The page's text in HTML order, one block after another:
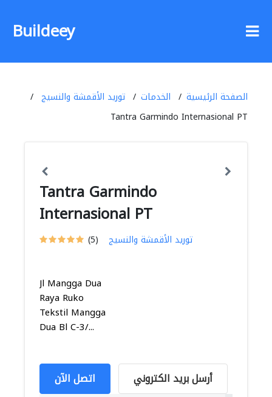
Buildeey
الصفحة الرئيسية الخدمات
توريد الأقمشة والنسيج
Tantra Garmindo Internasional PT
Tantra Garmindo
Internasional PT
(5) توريد الأقمشة والنسيج
Jl Mangga Dua
Raya Ruko
Tekstil Mangga
Dua Bl C-3/...
اتصل الآن أرسل بريد الكتروني